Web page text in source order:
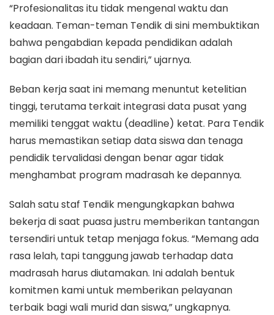
“Profesionalitas itu tidak mengenal waktu dan
keadaan. Teman-teman Tendik di sini membuktikan
bahwa pengabdian kepada pendidikan adalah
bagian dari ibadah itu sendiri,” ujarnya.
Beban kerja saat ini memang menuntut ketelitian
tinggi, terutama terkait integrasi data pusat yang
memiliki tenggat waktu (deadline) ketat. Para Tendik
harus memastikan setiap data siswa dan tenaga
pendidik tervalidasi dengan benar agar tidak
menghambat program madrasah ke depannya.
Salah satu staf Tendik mengungkapkan bahwa
bekerja di saat puasa justru memberikan tantangan
tersendiri untuk tetap menjaga fokus. “Memang ada
rasa lelah, tapi tanggung jawab terhadap data
madrasah harus diutamakan. Ini adalah bentuk
komitmen kami untuk memberikan pelayanan
terbaik bagi wali murid dan siswa,” ungkapnya.